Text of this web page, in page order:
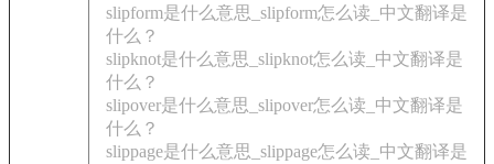
slipform是什么意思_slipform怎么读_中文翻译是
什么？
slipknot是什么意思_slipknot怎么读_中文翻译是
什么？
slipover是什么意思_slipover怎么读_中文翻译是
什么？
slippage是什么意思_slippage怎么读_中文翻译是